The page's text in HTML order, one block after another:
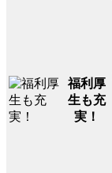
福利厚
生も充
実！